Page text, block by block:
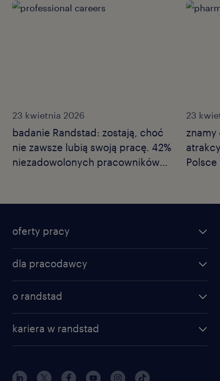
23 kwietnia 2026
badanie Randstad: zostają, choć
nie zawsze lubią swoją pracę. 42%
niezadowolonych pracowników
już we własne kompetencje.
ostrożności.
23
oferty pracy
dla pracodawcy
o randstad
kariera w randstad